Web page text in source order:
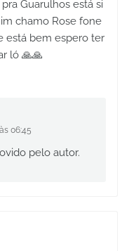
Guarulhos está si
chamo Rose fone
está bem espero ter
ló 🙏🙏
06:45
pelo autor.